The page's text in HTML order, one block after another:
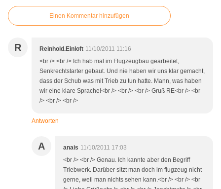
Einen Kommentar hinzufügen
R Reinhold.Einloft 11/10/2011 11:16
<br /> <br /> Ich hab mal im Flugzeugbau gearbeitet,
Senkrechtstarter gebaut. Und nie haben wir uns klar gemacht,
dass der Schub was mit Trieb zu tun hatte. Mann, was haben
wir eine klare Sprache!<br /> <br /> <br /> Gruß RE<br /> <br
/> <br /> <br />
Antworten
A anais 11/10/2011 17:03
<br /> <br /> Genau. Ich kannte aber den Begriff
Triebwerk. Darüber sitzt man doch im flugzeug nicht
gerne, weil man nichts sehen kann.<br /> <br /> <br